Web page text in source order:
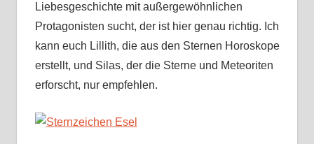
Liebesgeschichte mit außergewöhnlichen
Protagonisten sucht, der ist hier genau richtig. Ich
kann euch Lillith, die aus den Sternen Horoskope
erstellt, und Silas, der die Sterne und Meteoriten
erforscht, nur empfehlen.